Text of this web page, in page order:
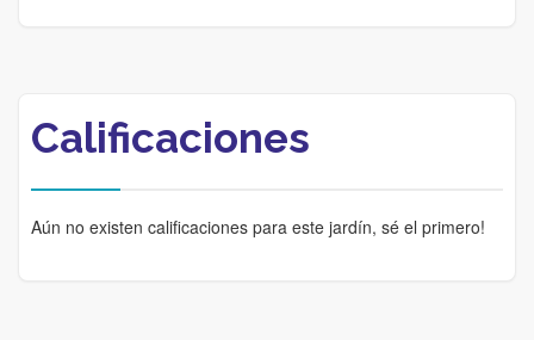
Calificaciones
Aún no existen calificaciones para este jardín, sé el primero!